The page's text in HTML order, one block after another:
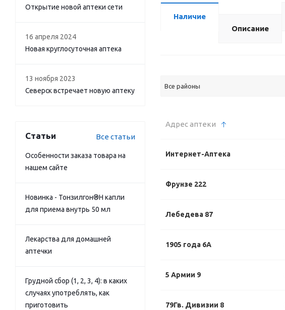
Наличие
Описание
Все районы
Адрес аптеки
Интернет-Аптека
Фрунзе 222
Лебедева 87
1905 года 6А
5 Армии 9
79Гв. Дивизии 8
Открытие новой аптеки сети
16 апреля 2024
Новая круглосуточная аптека
13 ноября 2023
Северск встречает новую аптеку
Статьи Все статьи
Особенности заказа товара на
нашем сайте
Новинка - Тонзилгон®Н капли
для приема внутрь 50 мл
Лекарства для домашней
аптечки
Грудной сбор (1, 2, 3, 4): в каких
случаях употреблять, как
приготовить